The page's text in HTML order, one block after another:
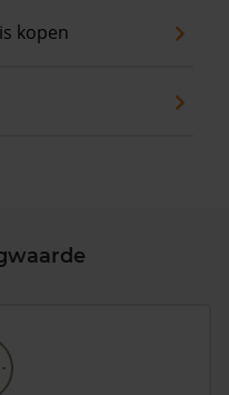
kopen